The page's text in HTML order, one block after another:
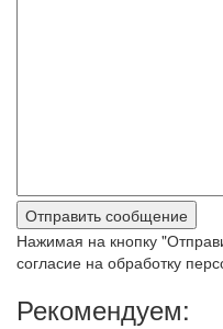
Нажимая на кнопку
согласие на обработку
Рекомендуем: